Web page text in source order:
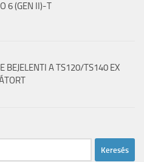
6 (GEN II)-T
BEJELENTI A TS120/TS140 EX